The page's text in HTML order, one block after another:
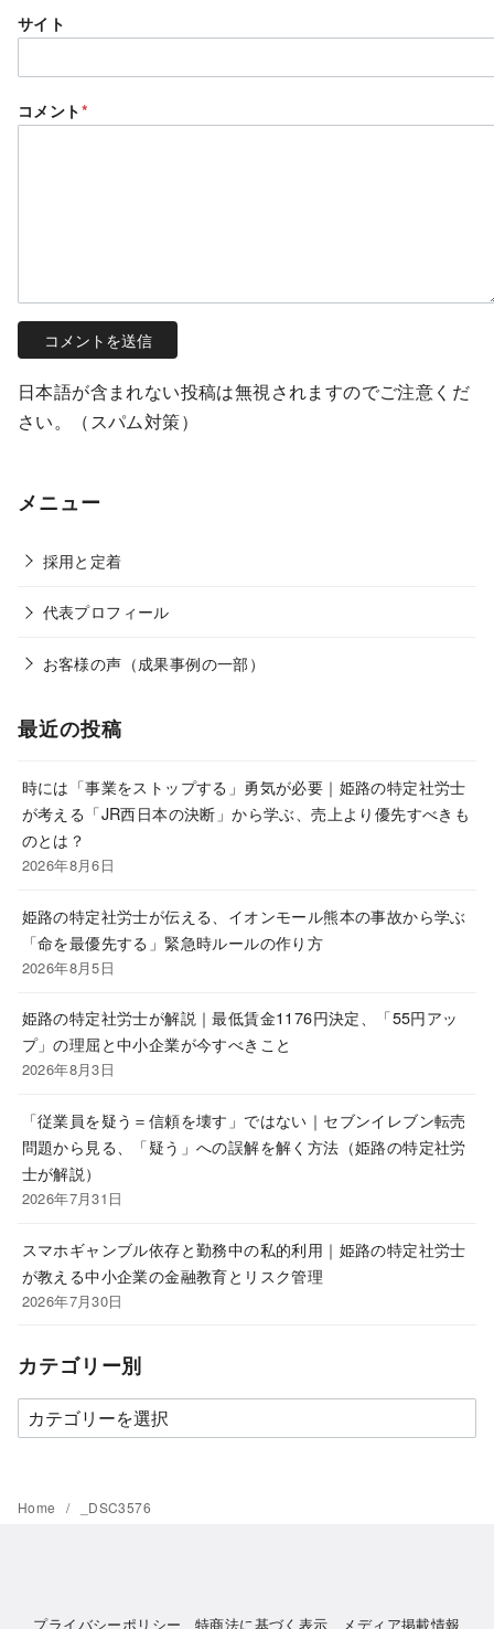
サイト
コメント*
日本語が含まれない投稿は無視されますのでご注意くだ
さい。（スパム対策）
メニュー
採用と定着
代表プロフィール
お客様の声（成果事例の一部）
最近の投稿
時には「事業をストップする」勇気が必要｜姫路の特定社労士
が考える「JR西日本の決断」から学ぶ、売上より優先すべきも
のとは？
2026年8月6日
姫路の特定社労士が伝える、イオンモール熊本の事故から学ぶ
「命を最優先する」緊急時ルールの作り方
2026年8月5日
姫路の特定社労士が解説｜最低賃金1176円決定、「55円アッ
プ」の理屈と中小企業が今すべきこと
2026年8月3日
「従業員を疑う＝信頼を壊す」ではない｜セブンイレブン転売
問題から見る、「疑う」への誤解を解く方法（姫路の特定社労
士が解説）
2026年7月31日
スマホギャンブル依存と勤務中の私的利用｜姫路の特定社労士
が教える中小企業の金融教育とリスク管理
2026年7月30日
カテゴリー別
カ
テ
リ
Home _DSC3576
プライバシーポリシー 特商法に基づく表示 メディア掲載情報